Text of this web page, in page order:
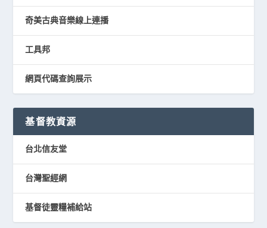
奇美古典音樂線上連播
工具邦
網頁代碼查詢展示
基督教資源
台北信友堂
台灣聖經網
基督徒靈糧補給站